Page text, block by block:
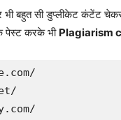
सी डुप्लीकेट कंटेंट चेकर
पेस्ट करके भी Plagiarism